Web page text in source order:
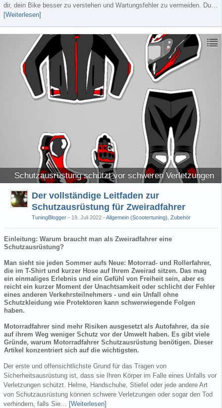
dir, dein Bike besser zu verstehen und Wartungsfehler zu vermeiden. Du…
[Weiterlesen]
Schutzausrüstung schützt vor schweren Verletzungen
Der vollständige Leitfaden zur
Schutzausrüstung für Zweiradfahrer
TuningBlogger 19. Juli 2022 - Allgemein (Scootertuning) Zubehör
Einleitung: Warum braucht man als Zweiradfahrer eine
Schutzausrüstung?
Man sieht sie jeden Sommer aufs Neue: Motorrad- und Rollerfahrer,
die im T-Shirt und kurzer Hose auf Ihrem Zweirad sitzen. Das mag
ein einmaliges Erlebnis und ein Gefühl von Freiheit sein, aber es
reicht ein kurzer Moment der Unachtsamkeit oder schlicht der Fehler
eines anderen Verkehrsteilnehmers - und ein Unfall ohne
Schutzkleidung wie Protektoren kann schwerwiegende Folgen
haben.
Motorradfahrer sind mehr Risiken ausgesetzt als Autofahrer, da sie
auf ihrem Weg weniger Schutz vor der Umwelt haben. Es gibt viele
Gründe, warum Motorradfahrer Schutzausrüstung benötigen. Dieser
Artikel konzentriert sich auf die wichtigsten.
Der erste und offensichtlichste Grund für das Tragen von
Sicherheitsausrüstung ist, dass sie Ihren Körper im Falle eines Unfalls vor
Verletzungen schützt. Helme, Handschuhe, Stiefel oder jede andere Art
von Schutzausrüstung können schwere Verletzungen oder sogar den Tod
verhindern, falls Sie… [Weiterlesen]